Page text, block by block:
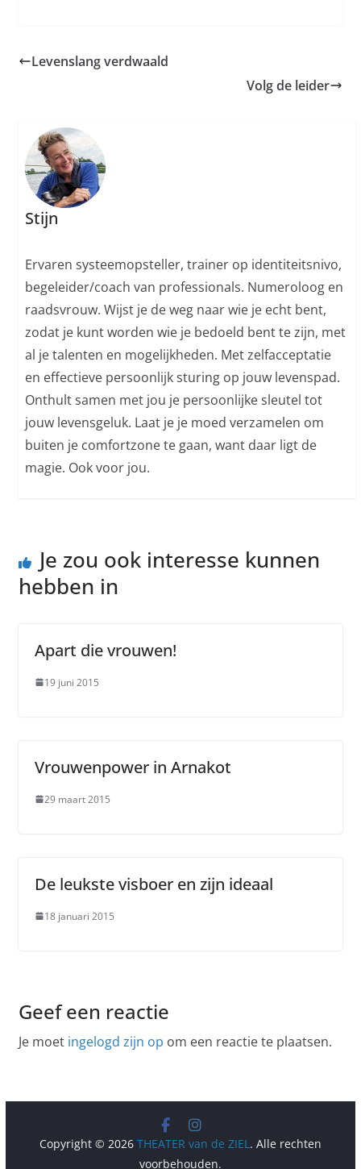
Levenslang verdwaald
Volg de leider
Stijn
Ervaren systeemopsteller, trainer op identiteitsnivo,
begeleider/coach van professionals. Numeroloog en
raadsvrouw. Wijst je de weg naar wie je echt bent,
zodat je kunt worden wie je bedoeld bent te zijn, met
al je talenten en mogelijkheden. Met zelfacceptatie
en effectieve persoonlijk sturing op jouw levenspad.
Onthult samen met jou je persoonlijke sleutel tot
jouw levensgeluk. Laat je je moed verzamelen om
buiten je comfortzone te gaan, want daar ligt de
magie. Ook voor jou.
Je zou ook interesse kunnen
hebben in
Apart die vrouwen!
19 juni 2015
Vrouwenpower in Arnakot
29 maart 2015
De leukste visboer en zijn ideaal
18 januari 2015
Geef een reactie
Je moet ingelogd zijn op om een reactie te plaatsen.
Copyright © 2026 THEATER van de ZIEL. Alle rechten
voorbehouden.